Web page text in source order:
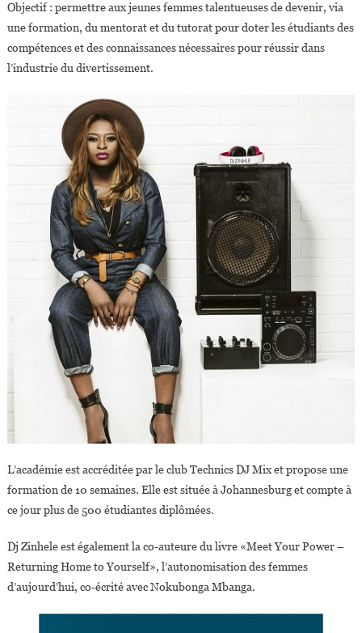
Objectif : permettre aux jeunes femmes talentueuses de devenir, via
une formation, du mentorat et du tutorat pour doter les étudiants des
compétences et des connaissances nécessaires pour réussir dans
l’industrie du divertissement.
L’académie est accréditée par le club Technics DJ Mix et propose une
formation de 10 semaines. Elle est située à Johannesburg et compte à
ce jour plus de 500 étudiantes diplômées.
Dj Zinhele est également la co-auteure du livre «Meet Your Power –
Returning Home to Yourself», l’autonomisation des femmes
d’aujourd’hui, co-écrité avec Nokubonga Mbanga.